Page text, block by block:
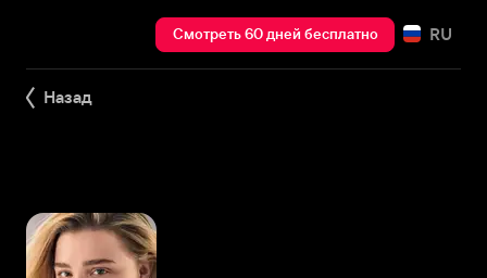
Смотреть 60 дней бесплатно RU
Назад